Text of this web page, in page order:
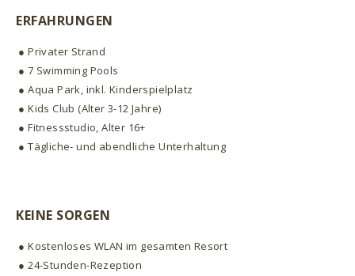
ERFAHRUNGEN
● Privater Strand
● 7 Swimming Pools
● Aqua Park, inkl. Kinderspielplatz
● Kids Club (Alter 3-12 Jahre)
● Fitnessstudio, Alter 16+
● Tägliche- und abendliche Unterhaltung
KEINE SORGEN
● Kostenloses WLAN im gesamten Resort
● 24-Stunden-Rezeption